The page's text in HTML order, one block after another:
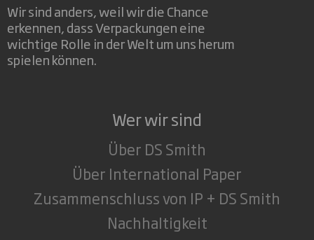
Wir sind anders, weil wir die Chance
erkennen, dass Verpackungen eine
wichtige Rolle in der Welt um uns herum
spielen können.
Wer wir sind
Über DS Smith
Über International Paper
Zusammenschluss von IP + DS Smith
Nachhaltigkeit